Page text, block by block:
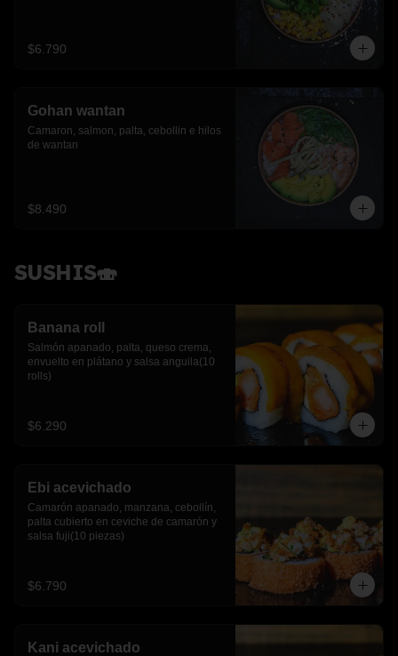
$6.790
Gohan wantan
Camaron, salmon, palta, cebollin e hilos
de wantan
$8.490
SUSHIS🍣
Banana roll
Salmón apanado, palta, queso crema,
envuelto en plátano y salsa anguila(10
rolls)
$6.290
Ebi acevichado
Camarón apanado, manzana, cebollín,
palta cubierto en ceviche de camarón y
salsa fuji(10 piezas)
$6.790
Kani acevichado